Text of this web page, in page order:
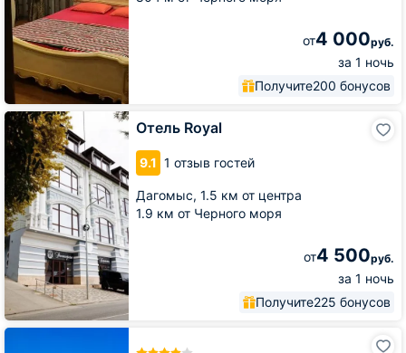
от4 000руб.
за 1 ночь
Получите200 бонусов
Отель Royal
9.1 1 отзыв гостей
Дагомыс, 1.5 км от центра
1.9 км от Черного моря
от4 500руб.
за 1 ночь
Получите225 бонусов
Отель
Royal
Оздоровительный